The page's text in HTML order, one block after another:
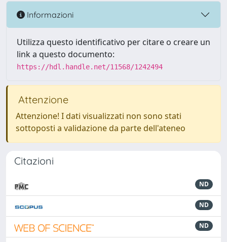
Informazioni
Utilizza questo identificativo per citare o creare un
link a questo documento:
https://hdl.handle.net/11568/1242494
Attenzione
Attenzione! I dati visualizzati non sono stati
sottoposti a validazione da parte dell'ateneo
Citazioni
ND
ND
ND